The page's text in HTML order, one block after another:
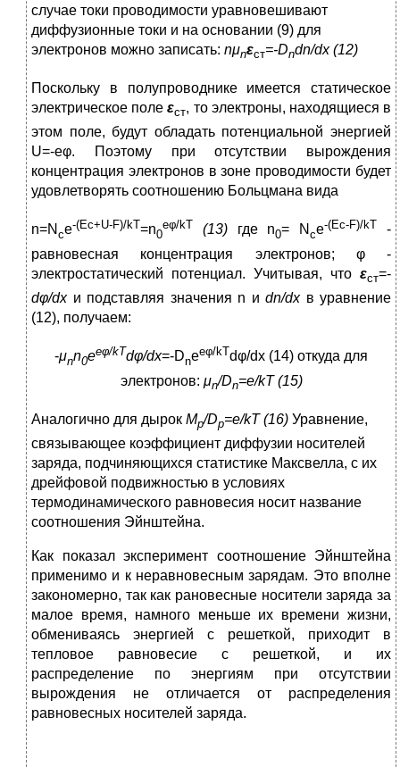
случае токи проводимости уравновешивают
диффузионные токи и на основании (9) для
электронов можно записать: nμnεст=-Dndn/dx(12)
Поскольку в полупроводнике имеется статическое
электрическое полеεст, то электроны, находящиеся в
этом поле, будут обладать потенциальной энергией
U=-eφ. Поэтому при отсутствии вырождения
концентрация электронов в зоне проводимости будет
удовлетворять соотношению Больцмана вида
n=N ce-(Ec+U-F)/kT=n0
eφ/kT (13) где n0= N ce-(Ec-F)/kT -
равновесная концентрация электронов; φ -
электростатический потенциал. Учитывая, что εст=-
dφ/dxи подставляя значения n и dn/dxв уравнение
(12), получаем:
-μnn0eeφ/kTdφ/dx=-Dneeφ/kTdφ/dx (14) откуда для
электронов: μn/Dn=e/kT(15)
Аналогично для дырок Μp/Dp=e/kT(16) Уравнение,
связывающее коэффициент диффузии носителей
заряда, подчиняющихся статистике Максвелла, с их
дрейфовой подвижностью в условиях
термодинамического равновесия носит название
соотношения Эйнштейна.
Как показал эксперимент соотношение Эйнштейна
применимо и к неравновесным зарядам. Это вполне
закономерно, так как рановесные носители заряда за
малое время, намного меньше их времени жизни,
обмениваясь энергией с решеткой, приходит в
тепловое равновесие с решеткой, и их
распределение по энергиям при отсутствии
вырождения не отличается от распределения
равновесных носителей заряда.